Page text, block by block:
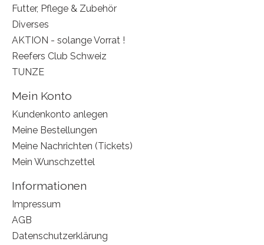
Futter, Pflege & Zubehör
Diverses
AKTION - solange Vorrat !
Reefers Club Schweiz
TUNZE
Mein Konto
Kundenkonto anlegen
Meine Bestellungen
Meine Nachrichten (Tickets)
Mein Wunschzettel
Informationen
Impressum
AGB
Datenschutzerklärung